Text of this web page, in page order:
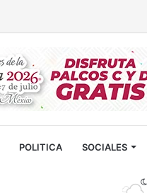
POLITICA SOCIALES